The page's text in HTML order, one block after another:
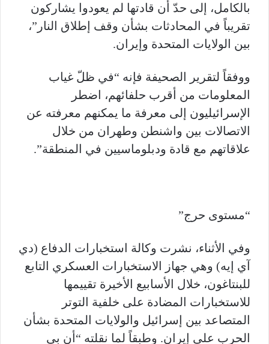
بالكامل، إلى حدّ أن قادتها لم يعودوا يشاركون
تقريباً في المحادثات بشأن وقف إطلاق النار”،
بين الولايات المتحدة وإيران.
ووفقاً لتقرير الصحيفة فإنه “في ظلّ غياب
المعلومات من أقرب حلفائهم، اضطر
الإسرائيليون إلى معرفة ما يمكنهم معرفته عن
الاتصالات بين واشنطن وطهران من خلال
علاقاتهم مع قادة ودبلوماسيين في المنطقة”.
“مستوى حرج”
وفي الأثناء، نشرت وكالة استخبارات الدفاع (دي
آي إيه) وهي جهاز الاستخبارات العسكري التابع
للبنتاغون، خلال الأسابيع الأخيرة تقييمها
للاستخبارات المضادة على خلفية التوتر
المتصاعد بين إسرائيل والولايات المتحدة بشأن
الحرب على إيران. وطبقاً لما نقلته “أن بي